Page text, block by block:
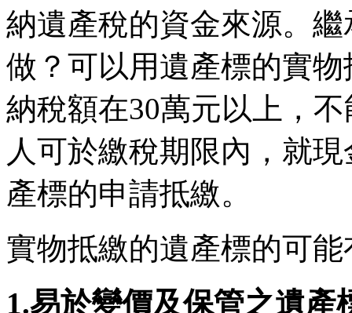
納遺產稅的資金來源。
做？可以用遺產標的實
納稅額在30萬元以上，
人可於繳稅期限內，就
產標的申請抵繳。
實物抵繳的遺產標的可能
1.易於變價及保管之遺產